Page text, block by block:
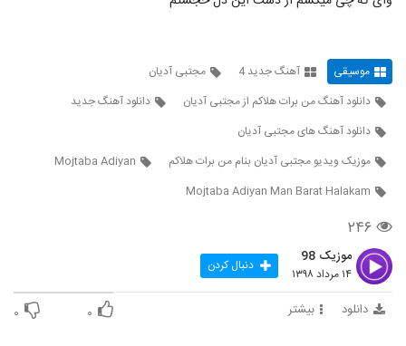
5299
۲۹۴ بازدید
5300
دانلود آهنگ علاقه ی محض از فرزاد کشاورز
5301
۳۵۶ بازدید
5302
دانلود آهنگ قلبت از امین رفیعی
۲۶۸ بازدید
دانلود آهنگ دلبری کن از فرکام بند
موسیقی آهنگ جدید 4
مجتبی آدیان
دانلود آهنگ من برات هلاکم از مجتبی آدیان
دانلود آهنگ جدید
دانلود آهنگ های مجتبی آدیان
موزیک ویدیو مجتبی آدیان بنام من برات هلاکم
Mojtaba Adiyan
Mojtaba Adiyan Man Barat Halakam
۲۴۶
موزیک 98
۱۴ مرداد ۱۳۹۸ دنبال کردن
دانلود بیشتر ۰ ۰